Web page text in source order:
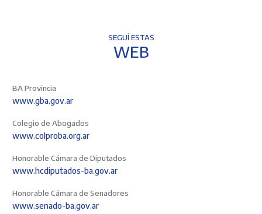
SEGUÍ ESTAS
WEB
BA Provincia
www.gba.gov.ar
Colegio de Abogados
www.colproba.org.ar
Honorable Cámara de Diputados
www.hcdiputados-ba.gov.ar
Honorable Cámara de Senadores
www.senado-ba.gov.ar